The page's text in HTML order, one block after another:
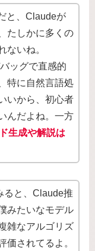
と、Claudeが
たしかに多くの
ないね。
ッグで直感的
特に自然言語処
いから、初心者
んだよね。一方
生成や解説は
ると、Claude推
みたいなモデル
雑なアルゴリズ
価されてるよ。